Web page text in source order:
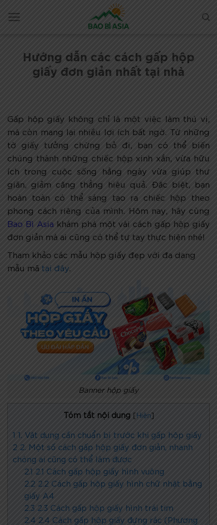
Hướng dẫn các cách gấp hộp
giấy đơn giản nhất tại nhà
Gấp hộp giấy không chỉ là một việc làm thú vị,
mà còn mang lại nhiều lợi ích bất ngờ. Từ những
tờ giấy tưởng chừng bỏ đi, bạn có thể biến
chúng thành những chiếc hộp xinh xắn, vừa hữu
ích trong cuộc sống hằng ngày vừa giúp thư
giãn, giảm căng thẳng hiệu quả. Đặc biệt, bạn
hoàn toàn có thể sáng tạo ra chiếc hộp theo
phong cách riêng của mình. Hôm nay, hãy cùng
Bao Bì Asia khám phá một vài cách gấp hộp giấy
đơn giản mà ai cũng có thể tự tay thực hiện nhé!
Tham khảo các mẫu hộp giấy đẹp với đa dạng
mẫu mã tại đây.
Banner hộp giấy
Tóm tắt nội dung [Hiện]
1 1. Vật dụng cần chuẩn bị trước khi gấp hộp giấy
2 2. Một số cách gấp hộp giấy đơn giản, nhanh
chóng ai cũng có thể làm được
2.1 2.1 Cách gấp hộp giấy hình vuông
2.2 2.2 Cách gấp hộp giấy hình chữ nhật bằng
giấy A4
2.3 2.3 Cách gấp hộp giấy hình trái tim
2.4 2.4 Cách gấp hộp giấy đựng rác (Phương